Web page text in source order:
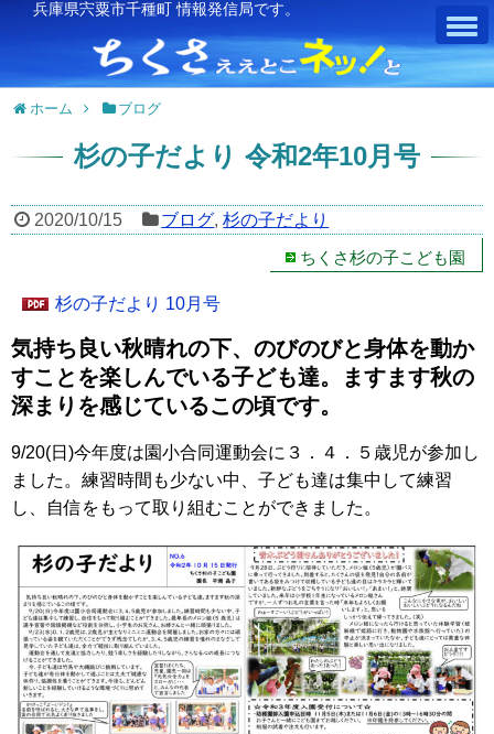
兵庫県宍粟市千種町 情報発信局です。
ホーム ブログ
杉の子だより 令和2年10月号
2020/10/15 ブログ,杉の子だより
ちくさ杉の子こども園
杉の子だより 10月号
気持ち良い秋晴れの下、のびのびと身体を動か
すことを楽しんでいる子ども達。ますます秋の
深まりを感じているこの頃です。
9/20(日)今年度は園小合同運動会に３．４．５歳児が参加し
ました。練習時間も少ない中、子ども達は集中して練習
し、自信をもって取り組むことができました。